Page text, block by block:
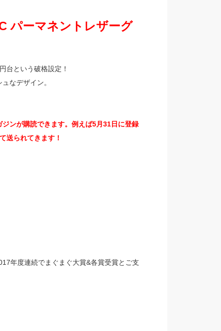
パーマネントレザーグ
台という破格設定！
なデザイン。
ンが購読できます。例えば5月31日に登録
送られてきます！
年度連続でまぐまぐ大賞&各賞受賞とご支